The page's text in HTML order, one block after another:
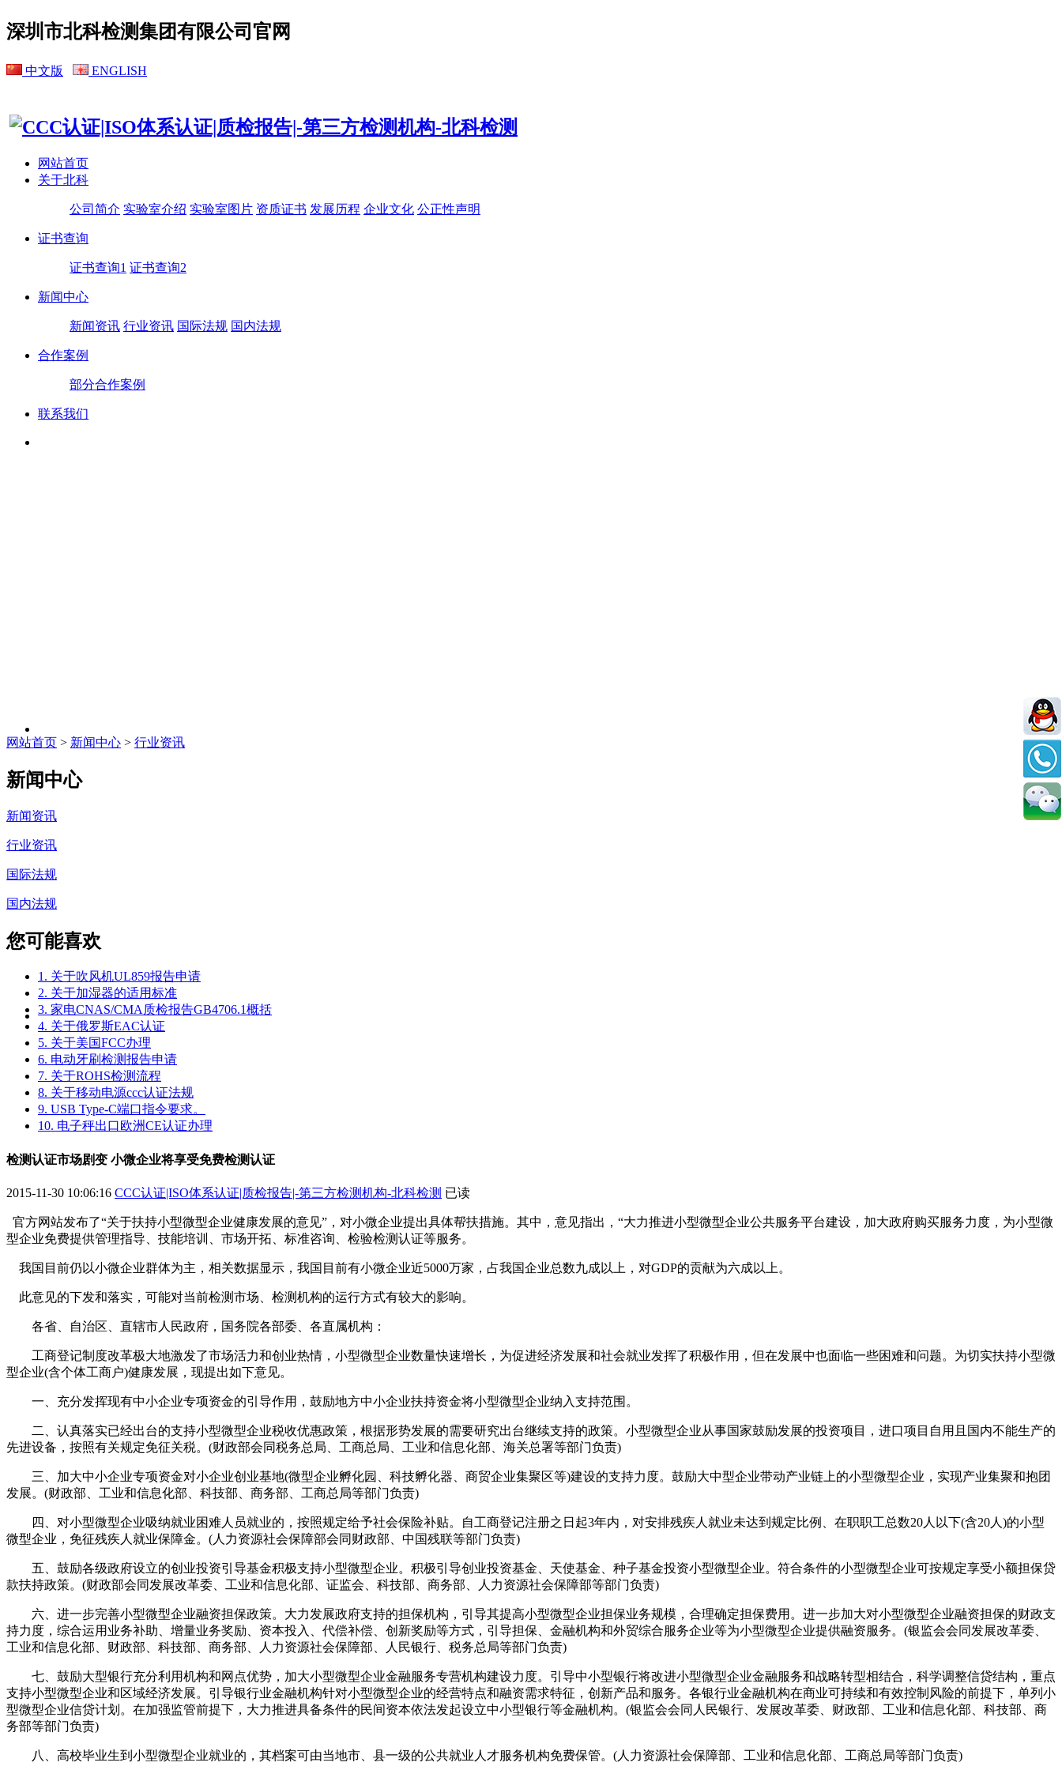
深圳市北科检测集团有限公司官网
中文版 ENGLISH
网站首页
关于北科
公司简介 实验室介绍 实验室图片 资质证书 发展历程 企业文化 公正性声明
证书查询
证书查询1 证书查询2
新闻中心
新闻资讯 行业资讯 国际法规 国内法规
合作案例
部分合作案例
联系我们
网站首页 > 新闻中心 > 行业资讯
新闻中心
新闻资讯
行业资讯
国际法规
国内法规
您可能喜欢
1. 关于吹风机UL859报告申请
2. 关于加湿器的适用标准
3. 家电CNAS/CMA质检报告GB4706.1概括
4. 关于俄罗斯EAC认证
5. 关于美国FCC办理
6. 电动牙刷检测报告申请
7. 关于ROHS检测流程
8. 关于移动电源ccc认证法规
9. USB Type-C端口指令要求。
10. 电子秤出口欧洲CE认证办理
检测认证市场剧变 小微企业将享受免费检测认证
2015-11-30 10:06:16 CCC认证|ISO体系认证|质检报告|-第三方检测机构-北科检测 已读
官方网站发布了“关于扶持小型微型企业健康发展的意见”，对小微企业提出具体帮扶措施。其中，意见指出，“大力推进小型微型企业公共服务平台建设，加大政府购买服务力度，为小型微
型企业免费提供管理指导、技能培训、市场开拓、标准咨询、检验检测认证等服务。
我国目前仍以小微企业群体为主，相关数据显示，我国目前有小微企业近5000万家，占我国企业总数九成以上，对GDP的贡献为六成以上。
此意见的下发和落实，可能对当前检测市场、检测机构的运行方式有较大的影响。
各省、自治区、直辖市人民政府，国务院各部委、各直属机构：
工商登记制度改革极大地激发了市场活力和创业热情，小型微型企业数量快速增长，为促进经济发展和社会就业发挥了积极作用，但在发展中也面临一些困难和问题。为切实扶持小型微
型企业(含个体工商户)健康发展，现提出如下意见。
一、充分发挥现有中小企业专项资金的引导作用，鼓励地方中小企业扶持资金将小型微型企业纳入支持范围。
二、认真落实已经出台的支持小型微型企业税收优惠政策，根据形势发展的需要研究出台继续支持的政策。小型微型企业从事国家鼓励发展的投资项目，进口项目自用且国内不能生产的
先进设备，按照有关规定免征关税。(财政部会同税务总局、工商总局、工业和信息化部、海关总署等部门负责)
三、加大中小企业专项资金对小企业创业基地(微型企业孵化园、科技孵化器、商贸企业集聚区等)建设的支持力度。鼓励大中型企业带动产业链上的小型微型企业，实现产业集聚和抱团
发展。(财政部、工业和信息化部、科技部、商务部、工商总局等部门负责)
四、对小型微型企业吸纳就业困难人员就业的，按照规定给予社会保险补贴。自工商登记注册之日起3年内，对安排残疾人就业未达到规定比例、在职职工总数20人以下(含20人)的小型
微型企业，免征残疾人就业保障金。(人力资源社会保障部会同财政部、中国残联等部门负责)
五、鼓励各级政府设立的创业投资引导基金积极支持小型微型企业。积极引导创业投资基金、天使基金、种子基金投资小型微型企业。符合条件的小型微型企业可按规定享受小额担保贷
款扶持政策。(财政部会同发展改革委、工业和信息化部、证监会、科技部、商务部、人力资源社会保障部等部门负责)
六、进一步完善小型微型企业融资担保政策。大力发展政府支持的担保机构，引导其提高小型微型企业担保业务规模，合理确定担保费用。进一步加大对小型微型企业融资担保的财政支
持力度，综合运用业务补助、增量业务奖励、资本投入、代偿补偿、创新奖励等方式，引导担保、金融机构和外贸综合服务企业等为小型微型企业提供融资服务。(银监会会同发展改革委、
工业和信息化部、财政部、科技部、商务部、人力资源社会保障部、人民银行、税务总局等部门负责)
七、鼓励大型银行充分利用机构和网点优势，加大小型微型企业金融服务专营机构建设力度。引导中小型银行将改进小型微型企业金融服务和战略转型相结合，科学调整信贷结构，重点
支持小型微型企业和区域经济发展。引导银行业金融机构针对小型微型企业的经营特点和融资需求特征，创新产品和服务。各银行业金融机构在商业可持续和有效控制风险的前提下，单列小
型微型企业信贷计划。在加强监管前提下，大力推进具备条件的民间资本依法发起设立中小型银行等金融机构。(银监会会同人民银行、发展改革委、财政部、工业和信息化部、科技部、商
务部等部门负责)
八、高校毕业生到小型微型企业就业的，其档案可由当地市、县一级的公共就业人才服务机构免费保管。(人力资源社会保障部、工业和信息化部、工商总局等部门负责)